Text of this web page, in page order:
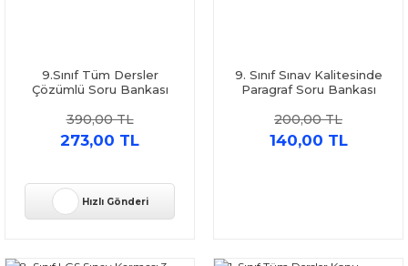
9.Sınıf Tüm Dersler
Çözümlü Soru Bankası
390,00 TL
273,00 TL
Hızlı Gönderi
9. Sınıf Sınav Kalitesinde
Paragraf Soru Bankası
200,00 TL
140,00 TL